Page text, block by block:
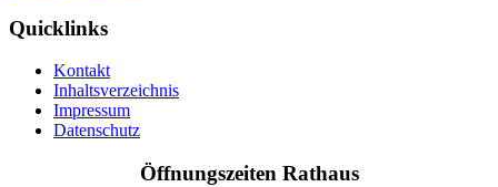
Quicklinks
Kontakt
Inhaltsverzeichnis
Impressum
Datenschutz
Öffnungszeiten Rathaus